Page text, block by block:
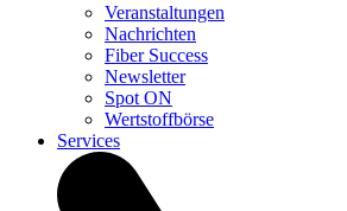
Veranstaltungen
Nachrichten
Fiber Success
Newsletter
Spot ON
Wertstoffbörse
Services